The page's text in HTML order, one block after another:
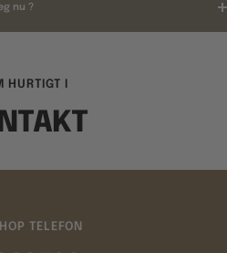
nu ?
HURTIGT I
TELEFON